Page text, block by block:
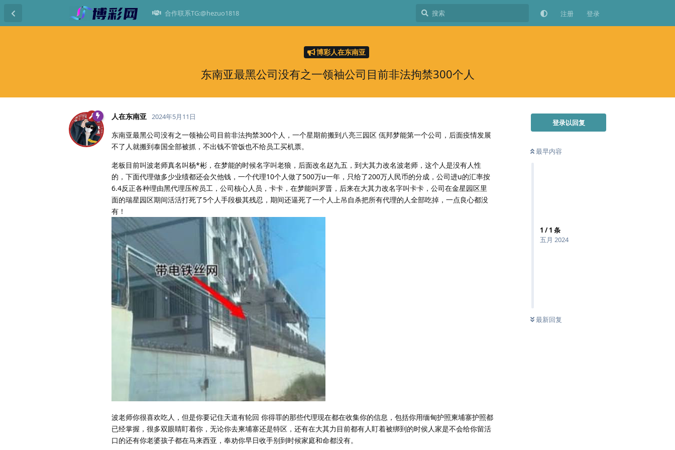
合作联系TG:@hezuo1818 注册 登录
博彩人在东南亚
东南亚最黑公司没有之一领袖公司目前非法拘禁300个人
登录以回复
最早内容
1 /1 条
五月 2024
最新回复
人在东南亚 2024年5月11日
东南亚最黑公司没有之一领袖公司目前非法拘禁300个人，一个星期前搬到八亮三园区 佤邦梦能第一个公司，后面疫情发展
不了人就搬到泰国全部被抓，不出钱不管饭也不给员工买机票。
老板目前叫波老师真名叫杨*彬，在梦能的时候名字叫老狼，后面改名赵九五，到大其力改名波老师，这个人是没有人性
的，下面代理做多少业绩都还会欠他钱，一个代理10个人做了500万u一年，只给了200万人民币的分成，公司进u的汇率按
6.4反正各种理由黑代理压榨员工，公司核心人员，卡卡，在梦能叫罗晋，后来在大其力改名字叫卡卡，公司在金星园区里
面的瑞星园区期间活活打死了5个人手段极其残忍，期间还逼死了一个人上吊自杀把所有代理的人全部吃掉，一点良心都没
有！
波老师你很喜欢吃人，但是你要记住天道有轮回 你得罪的那些代理现在都在收集你的信息，包括你用缅甸护照柬埔寨护照都
已经掌握，很多双眼睛盯着你，无论你去柬埔寨还是特区，还有在大其力目前都有人盯着被绑到的时侯人家是不会给你留活
口的还有你老婆孩子都在马来西亚，奉劝你早日收手别到时候家庭和命都没有。